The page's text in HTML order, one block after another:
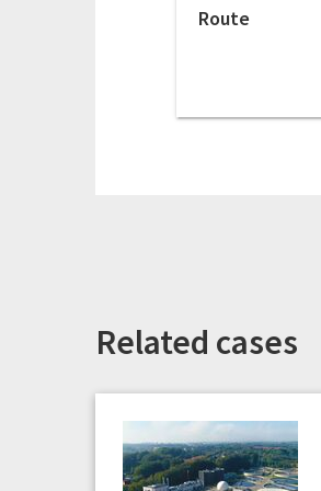
Route
Related cases